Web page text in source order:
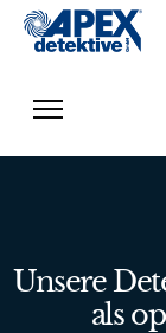
Unsere
als